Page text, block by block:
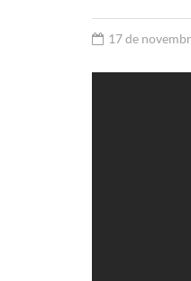
17 de